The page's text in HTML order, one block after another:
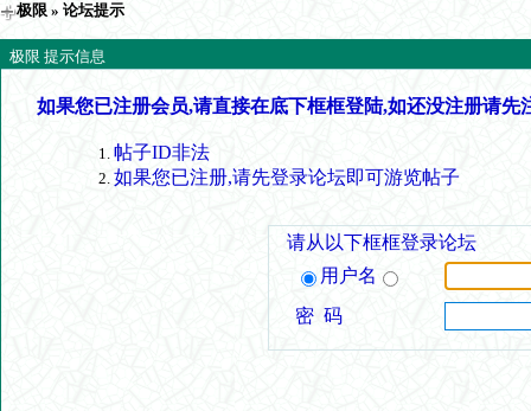
极限 » 论坛提示
极限 提示信息
如果您已注册会员,请直接在底下框框登陆,如还没注册请先
帖子ID非法
如果您已注册,请先登录论坛即可游览帖子
请从以下框框登录论坛
用户名
密 码